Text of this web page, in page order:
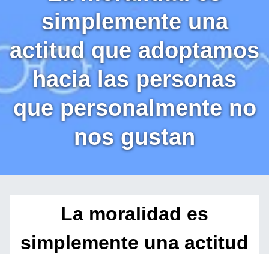
simplemente una
actitud que adoptamos
hacia las personas
que personalmente no
nos gustan
La moralidad es
simplemente una actitud